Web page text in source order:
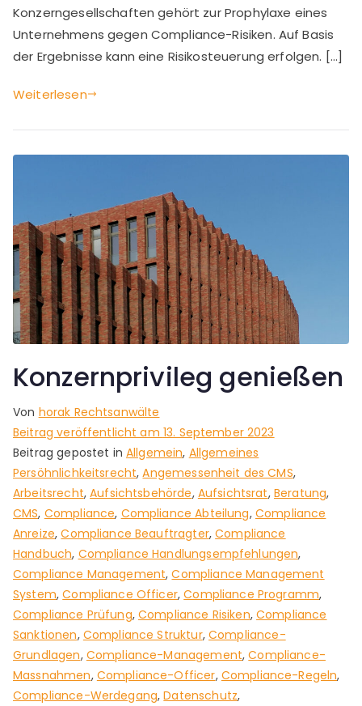
Konzerngesellschaften gehört zur Prophylaxe eines
Unternehmens gegen Compliance-Risiken. Auf Basis
der Ergebnisse kann eine Risikosteuerung erfolgen. […]
Weiterlesen
Konzernprivileg genießen
Von horak Rechtsanwälte
Beitrag veröffentlicht am 13. September 2023
Beitrag gepostet in Allgemein, Allgemeines
Persöhnlichkeitsrecht,Angemessenheit des CMS,
Arbeitsrecht,Aufsichtsbehörde, Aufsichtsrat, Beratung,
CMS, Compliance, Compliance Abteilung, Compliance
Anreize,Compliance Beauftragter,Compliance
Handbuch, Compliance Handlungsempfehlungen,
Compliance Management,Compliance Management
System,Compliance Officer,Compliance Programm,
Compliance Prüfung,Compliance Risiken,Compliance
Sanktionen, Compliance Struktur, Compliance-
Grundlagen, Compliance-Management,Compliance-
Massnahmen, Compliance-Officer, Compliance-Regeln,
Compliance-Werdegang,Datenschutz,